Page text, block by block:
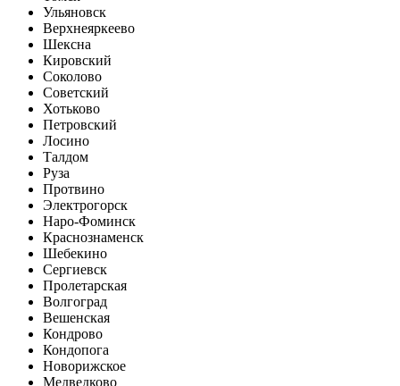
Ульяновск
Верхнеяркеево
Шексна
Кировский
Соколово
Советский
Хотьково
Петровский
Лосино
Талдом
Руза
Протвино
Электрогорск
Наро-Фоминск
Краснознаменск
Шебекино
Сергиевск
Пролетарская
Волгоград
Вешенская
Кондрово
Кондопога
Новорижское
Медведково